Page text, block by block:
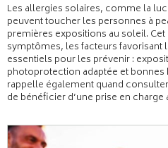
Les allergies solaires, comme la
peuvent toucher les personnes à
premières expositions au soleil.
symptômes, les facteurs favorisant
essentiels pour les prévenir :
photoprotection adaptée et bonnes
rappelle également quand
de bénéficier d’une prise en charge